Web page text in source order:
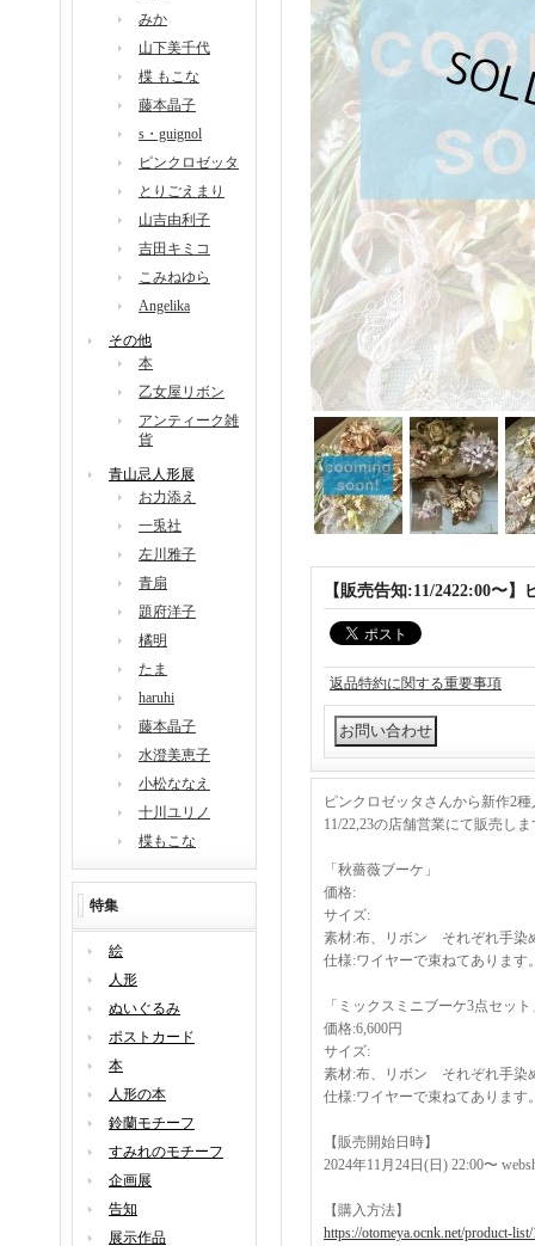
みか
山下美千代
楪 もこな
藤本晶子
s・guignol
ピンクロゼッタ
とりごえまり
山吉由利子
吉田キミコ
こみねゆら
Angelika
その他
本
乙女屋リボン
アンティーク雑
貨
青山忌人形展
お力添え
一兎社
左川雅子
青扇
題府洋子
橘明
たま
haruhi
藤本晶子
水澄美恵子
小松ななえ
十川ユリノ
楪もこな
特集
絵
人形
ぬいぐるみ
ポストカード
本
人形の本
鈴蘭モチーフ
すみれのモチーフ
企画展
告知
展示作品
【販売告知:11/2422:00〜
返品特約に関する重要事項
ピンクロゼッタさんから新作2
11/22,23の店舗営業にて販売し
「秋薔薇ブーケ」
価格:
サイズ:
素材:布、リボン それぞれ手
仕様:ワイヤーで束ねてありま
「ミックスミニブーケ3点セット
価格:6,600円
サイズ:
素材:布、リボン それぞれ手
仕様:ワイヤーで束ねてありま
【販売開始日時】
2024年11月24日(日) 22:00〜
【購入方法】
https://otomeya.ocnk.net/product-